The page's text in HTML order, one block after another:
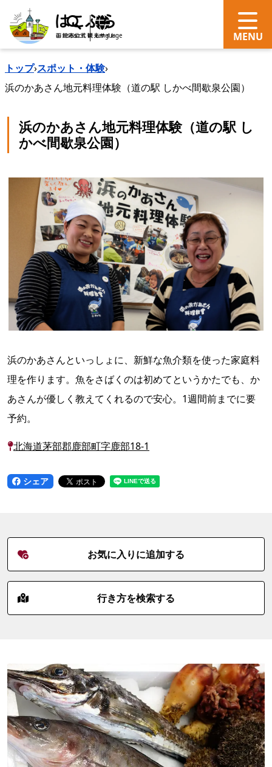
search Language
トップ›スポット・体験›
浜のかあさん地元料理体験（道の駅 しかべ間歇泉公園）
浜のかあさん地元料理体験（道の駅 し
かべ間歇泉公園）
浜のかあさんといっしょに、新鮮な魚介類を使った家庭料
理を作ります。魚をさばくのは初めてというかたでも、か
あさんが優しく教えてくれるので安心。1週間前までに要
予約。
北海道茅部郡鹿部町字鹿部18-1
シェア
お気に入りに追加する
行き方を検索する